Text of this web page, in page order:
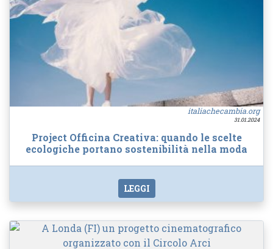
italiachecambia.org
31.01.2024
Project Officina Creativa: quando le scelte
ecologiche portano sostenibilità nella moda
LEGGI